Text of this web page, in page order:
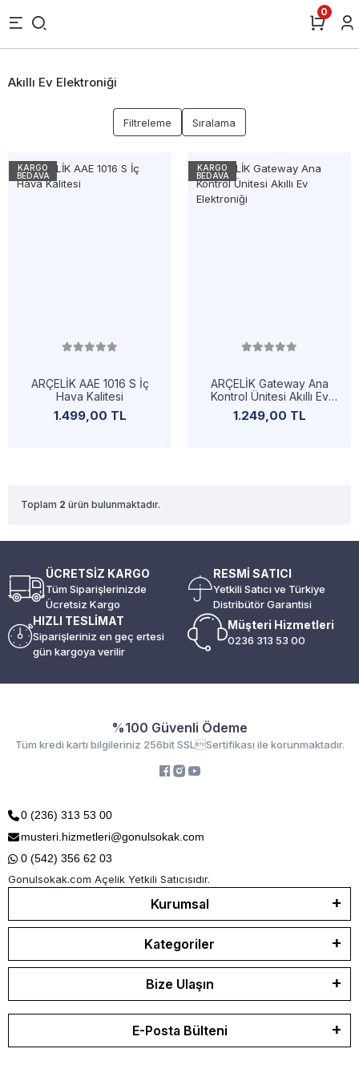
0
Akıllı Ev Elektroniği
Filtreleme Sıralama
KARGO
BEDAVA
ARÇELİK AAE 1016 S İç
Hava Kalitesi
1.499,00 TL
KARGO
BEDAVA
ARÇELİK Gateway Ana
Kontrol Ünitesi Akıllı Ev
Elektroniği
1.249,00 TL
Toplam 2 ürün bulunmaktadır.
ÜCRETSİZ KARGO
Tüm Siparişlerinizde
Ücretsiz Kargo
RESMİ SATICI
Yetkili Satıcı ve Türkiye
Distribütör Garantisi
HIZLI TESLİMAT
Siparişleriniz en geç ertesi
gün kargoya verilir
Müşteri Hizmetleri
0236 313 53 00
%100 Güvenli Ödeme
Tüm kredi kartı bilgileriniz 256bit SSLSertifikası ile korunmaktadır.
0 (236) 313 53 00
musteri.hizmetleri@gonulsokak.com
0 (542) 356 62 03
Gonulsokak.com Açelik Yetkili Satıcısıdır.
Kurumsal
Kategoriler
Bize Ulaşın
E-Posta Bülteni